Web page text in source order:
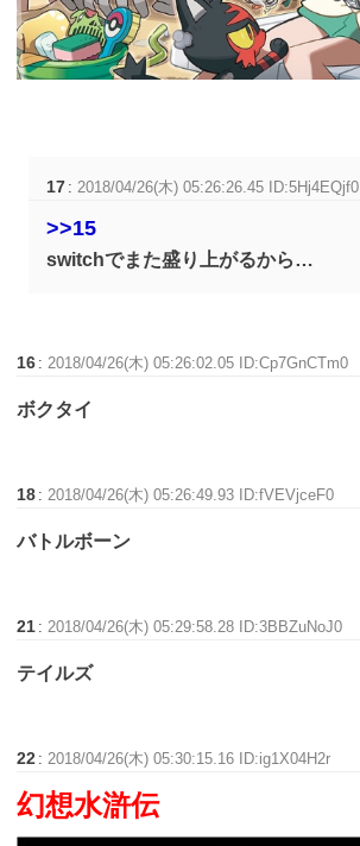
17 :2018/04/26(木) 05:26:26.45 ID:5Hj4EQjf0
>>15
switchでまた盛り上がるから…
16 :2018/04/26(木) 05:26:02.05 ID:Cp7GnCTm0
ボクタイ
18 :2018/04/26(木) 05:26:49.93 ID:fVEVjceF0
バトルボーン
21 :2018/04/26(木) 05:29:58.28 ID:3BBZuNoJ0
テイルズ
22 :2018/04/26(木) 05:30:15.16 ID:ig1X04H2r
幻想水滸伝